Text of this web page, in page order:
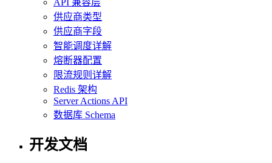
供应商类型
供应商字段
智能调度详解
熔断器配置
限流规则详解
Redis 架构
Server Actions API
数据库 Schema
开发文档